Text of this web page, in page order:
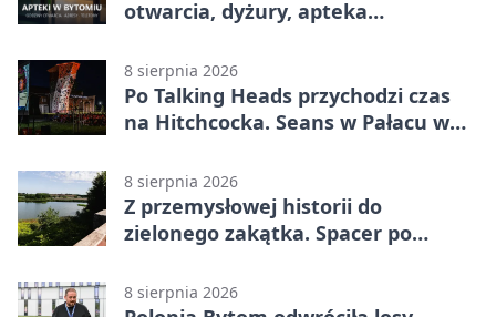
otwarcia, dyżury, apteka
8 sierpnia 2026
Po Talking Heads przychodzi czas
na Hitchcocka. Seans w Pałacu w
8 sierpnia 2026
Z przemysłowej historii do
zielonego zakątka. Spacer po
8 sierpnia 2026